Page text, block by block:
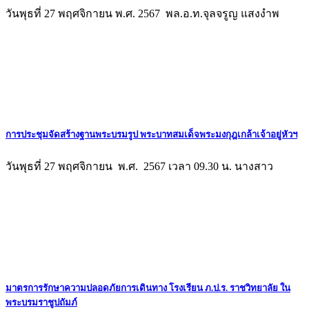
วันพุธที่ 27 พฤศจิกายน พ.ศ. 2567 พล.อ.ท.จุลจรูญ แสงงำพ
การประชุมจัดสร้างฐานพระบรมรูป พระบาทสมเด็จพระมงกุฎเกล้าเจ้าอยู่หัวฯ
วันพุธที่ 27 พฤศจิกายน พ.ศ. 2567 เวลา 09.30 น. นางสาว
มาตรการรักษาความปลอดภัยการเดินทาง โรงเรียน ภ.ป.ร. ราชวิทยาลัย ใน
พระบรมราชูปถัมภ์